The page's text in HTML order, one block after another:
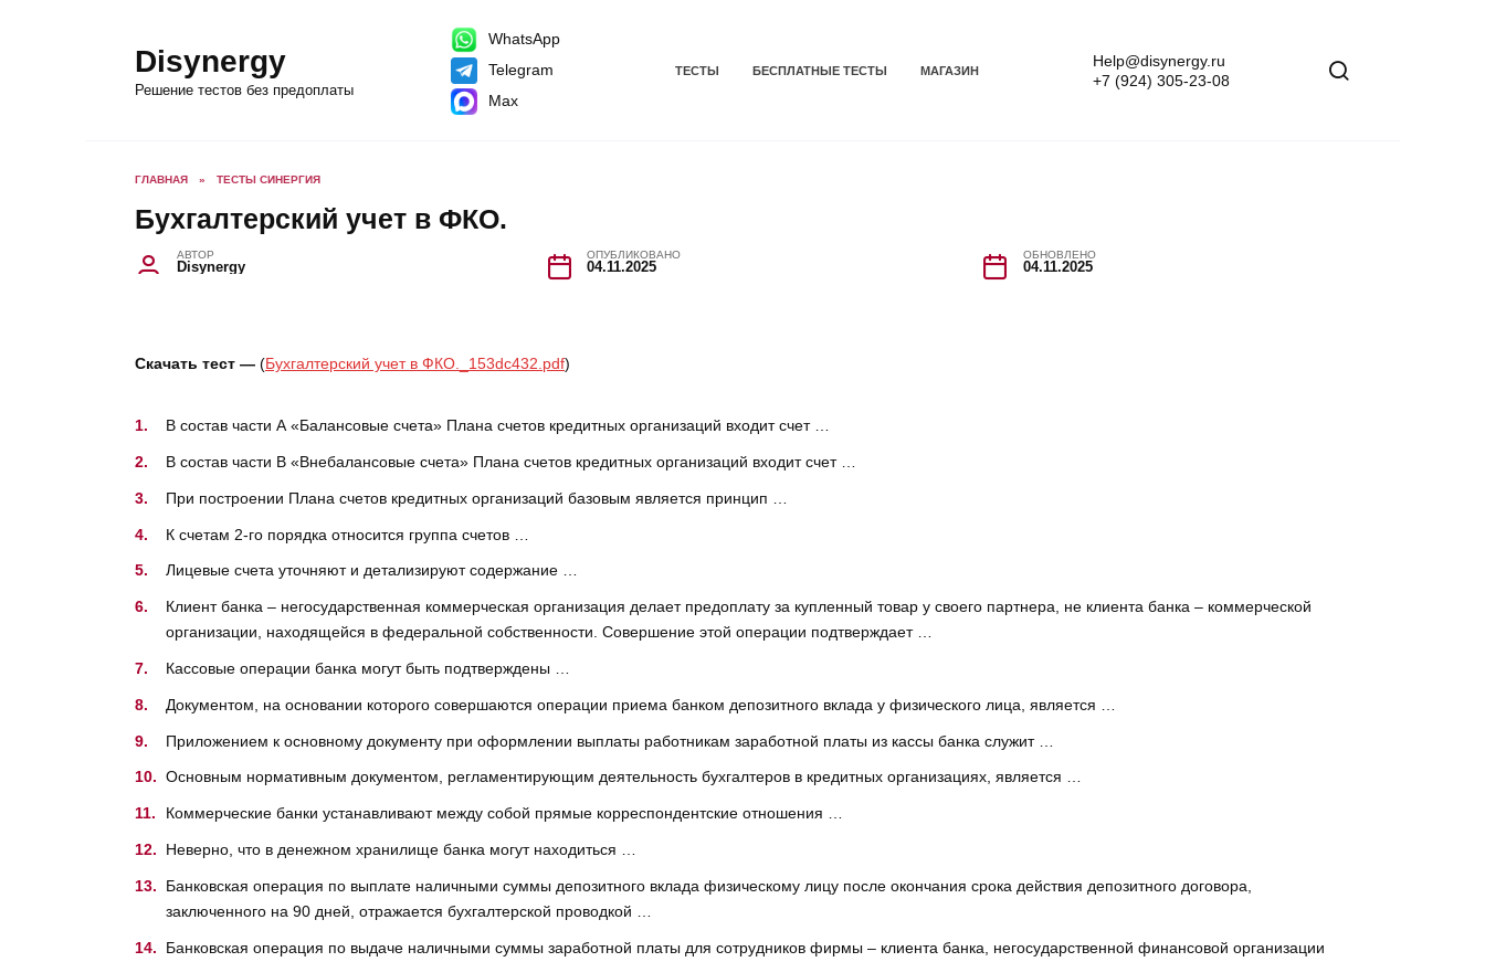
Disynergy
Решение тестов без предоплаты
WhatsApp
Telegram
Max
ТЕСТЫ БЕСПЛАТНЫЕ ТЕСТЫ МАГАЗИН
Help@disynergy.ru
+7 (924) 305-23-08
ГЛАВНАЯ » ТЕСТЫ СИНЕРГИЯ
Бухгалтерский учет в ФКО.
АВТОР
Disynergy
ОПУБЛИКОВАНО
04.11.2025
ОБНОВЛЕНО
04.11.2025
Скачать тест — (Бухгалтерский учет в ФКО._153dc432.pdf)
В состав части А «Балансовые счета» Плана счетов кредитных организаций входит счет …
В состав части В «Внебалансовые счета» Плана счетов кредитных организаций входит счет …
При построении Плана счетов кредитных организаций базовым является принцип …
К счетам 2-го порядка относится группа счетов …
Лицевые счета уточняют и детализируют содержание …
Клиент банка – негосударственная коммерческая организация делает предоплату за купленный товар у своего партнера, не клиента банка – коммерческой
организации, находящейся в федеральной собственности. Совершение этой операции подтверждает …
Кассовые операции банка могут быть подтверждены …
Документом, на основании которого совершаются операции приема банком депозитного вклада у физического лица, является …
Приложением к основному документу при оформлении выплаты работникам заработной платы из кассы банка служит …
Основным нормативным документом, регламентирующим деятельность бухгалтеров в кредитных организациях, является …
Коммерческие банки устанавливают между собой прямые корреспондентские отношения …
Неверно, что в денежном хранилище банка могут находиться …
Банковская операция по выплате наличными суммы депозитного вклада физическому лицу после окончания срока действия депозитного договора,
заключенного на 90 дней, отражается бухгалтерской проводкой …
Банковская операция по выдаче наличными суммы заработной платы для сотрудников фирмы – клиента банка, негосударственной финансовой организации